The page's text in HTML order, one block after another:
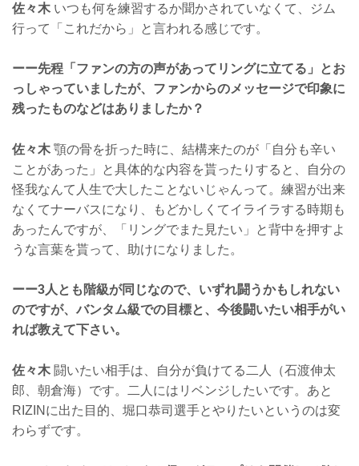
佐々木 いつも何を練習するか聞かされていなくて、ジム
行って「これだから」と言われる感じです。
ーー先程「ファンの方の声があってリングに立てる」とお
っしゃっていましたが、ファンからのメッセージで印象に
残ったものなどはありましたか？
佐々木 顎の骨を折った時に、結構来たのが「自分も辛い
ことがあった」と具体的な内容を貰ったりすると、自分の
怪我なんて人生で大したことないじゃんって。練習が出来
なくてナーバスになり、もどかしくてイライラする時期も
あったんですが、「リングでまた見たい」と背中を押すよ
うな言葉を貰って、助けになりました。
ーー3人とも階級が同じなので、いずれ闘うかもしれない
のですが、バンタム級での目標と、今後闘いたい相手がい
れば教えて下さい。
佐々木 闘いたい相手は、自分が負けてる二人（石渡伸太
郎、朝倉海）です。二人にはリベンジしたいです。あと
RIZINに出た目的、堀口恭司選手とやりたいというのは変
わらずです。